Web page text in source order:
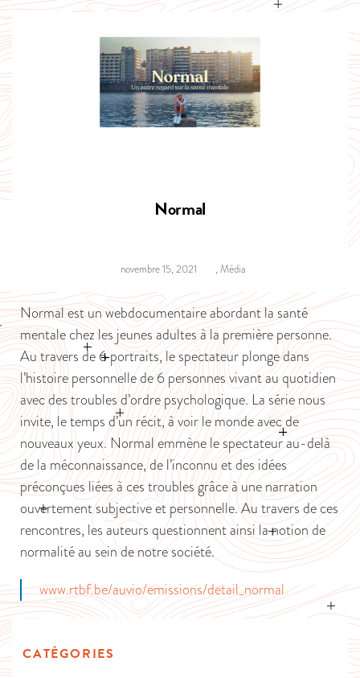
Normal
novembre 15, 2021 , Média
Normal est un webdocumentaire abordant la santé
mentale chez les jeunes adultes à la première personne.
Au travers de 6 portraits, le spectateur plonge dans
l’histoire personnelle de 6 personnes vivant au quotidien
avec des troubles d’ordre psychologique. La série nous
invite, le temps d’un récit, à voir le monde avec de
nouveaux yeux. Normal emmène le spectateur au-delà
de la méconnaissance, de l’inconnu et des idées
préconçues liées à ces troubles grâce à une narration
ouvertement subjective et personnelle. Au travers de ces
rencontres, les auteurs questionnent ainsi la notion de
normalité au sein de notre société.
www.rtbf.be/auvio/emissions/detail_normal
CATÉGORIES